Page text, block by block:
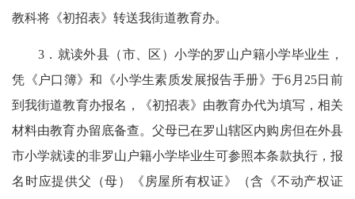
教科将《初招表》转送我街道教育办。
3．就读外县（市、区）小学的罗山户籍小学毕业生，
凭《户口簿》和《小学生素质发展报告手册》于6月25日前
到我街道教育办报名，《初招表》由教育办代为填写，相关
材料由教育办留底备查。父母已在罗山辖区内购房但在外县
市小学就读的非罗山户籍小学毕业生可参照本条款执行，报
名时应提供父（母）《房屋所有权证》（含《不动产权证